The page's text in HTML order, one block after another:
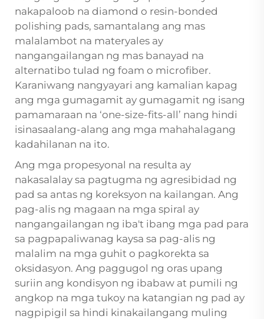
nakapaloob na diamond o resin-bonded
polishing pads, samantalang ang mas
malalambot na materyales ay
nangangailangan ng mas banayad na
alternatibo tulad ng foam o microfiber.
Karaniwang nangyayari ang kamalian kapag
ang mga gumagamit ay gumagamit ng isang
pamamaraan na ‘one-size-fits-all’ nang hindi
isinasaalang-alang ang mga mahahalagang
kadahilanan na ito.
Ang mga propesyonal na resulta ay
nakasalalay sa pagtugma ng agresibidad ng
pad sa antas ng koreksyon na kailangan. Ang
pag-alis ng magaan na mga spiral ay
nangangailangan ng iba't ibang mga pad para
sa pagpapaliwanag kaysa sa pag-alis ng
malalim na mga guhit o pagkorekta sa
oksidasyon. Ang paggugol ng oras upang
suriin ang kondisyon ng ibabaw at pumili ng
angkop na mga tukoy na katangian ng pad ay
nagpipigil sa hindi kinakailangang muling